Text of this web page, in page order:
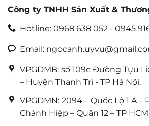
Công ty TNHH Sản Xuất &
Hotline: 0968 638 052 - 0945
Email:
VPGDMB: số 109c Đường Tựu
– Huyện Thanh Trì - TP Hà Nội.
VPGDMN: 2094 – Quốc Lộ 1 A –
Chánh Hiệp – Quận 12 – TP